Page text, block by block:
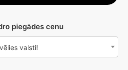
piegādes cenu
valsti!